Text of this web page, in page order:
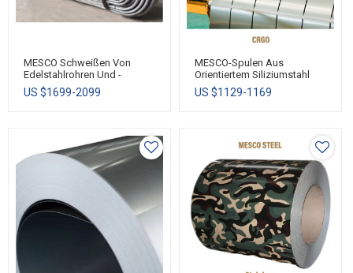
MESCO Schweißen Von
Edelstahlrohren Und -
Leitungen Für
Wärmeaustausch/Wärmeübertragung
US $1699-2099
MESCO-Spulen Aus
Orientiertem Siliziumstahl
US $1129-1169